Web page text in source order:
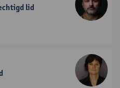
lid